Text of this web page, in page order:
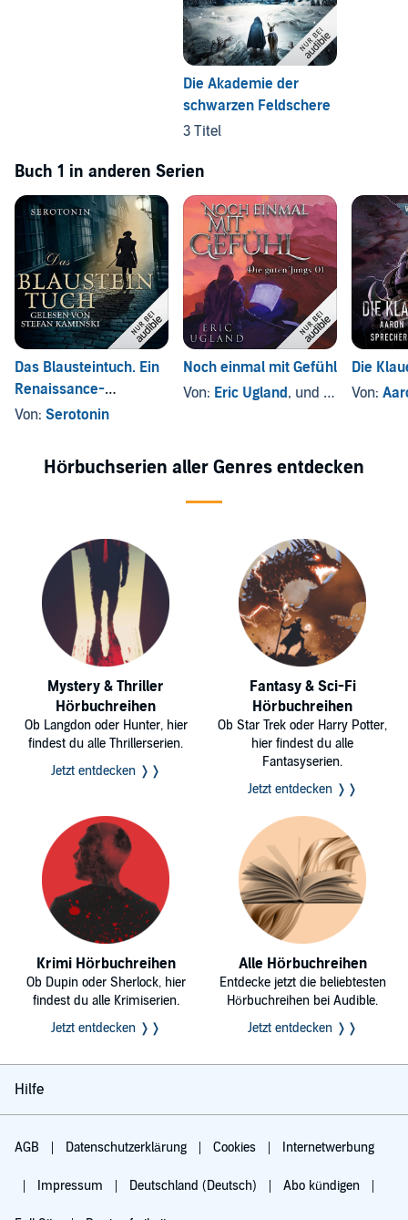
Die Akademie der
schwarzen Feldschere
3 Titel
Buch 1 in anderen Serien
Das Blausteintuch. Ein
Renaissance-
Roadmovie
Von: Serotonin
Noch einmal mit Gefühl
Von: Eric Ugland, und andere
Die
Von:
Hörbuchserien aller Genres entdecken
Mystery & Thriller
Hörbuchreihen
Ob Langdon oder Hunter, hier
findest du alle Thrillerserien.
Jetzt entdecken ❭❭
Fantasy & Sci-Fi
Hörbuchreihen
Ob Star Trek oder Harry Potter,
hier findest du alle
Fantasyserien.
Jetzt entdecken ❭❭
Krimi Hörbuchreihen
Ob Dupin oder Sherlock, hier
findest du alle Krimiserien.
Jetzt entdecken ❭❭
Alle Hörbuchreihen
Entdecke jetzt die beliebtesten
Hörbuchreihen bei Audible.
Jetzt entdecken ❭❭
Hilfe
AGB Datenschutzerklärung Cookies Internetwerbung
Impressum Deutschland (Deutsch) Abo kündigen